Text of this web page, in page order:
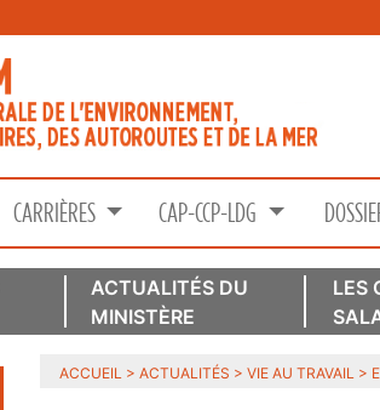
CARRIÈRES CAP-CCP-LDG
ACTUALITÉS DU
MINISTÈRE
LES
ACCUEIL > ACTUALITÉS > VIE AU TRAVAIL >